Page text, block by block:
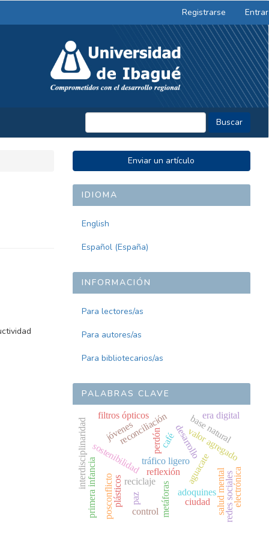
Registrarse Entrar
Buscar
ENVIAR
UN
ARTÍCULO
Enviar un artículo
IDIOMA
English
Español (España)
INFORMACIÓN
Para lectores/as
Para autores/as
Para bibliotecarios/as
PALABRAS CLAVE
adoquines
reciclaje
plásticos
tráfico ligero
paz
posconflicto
café
sostenibilidad desarrollo
perdón
reconciliación
reflexión
valor agregado
metáforas salud mental
filtros ópticos
interdisciplinaridad base natural
aguacate
redes sociales
primera infancia ciudad
era digital
jóvenes
electrónica
control